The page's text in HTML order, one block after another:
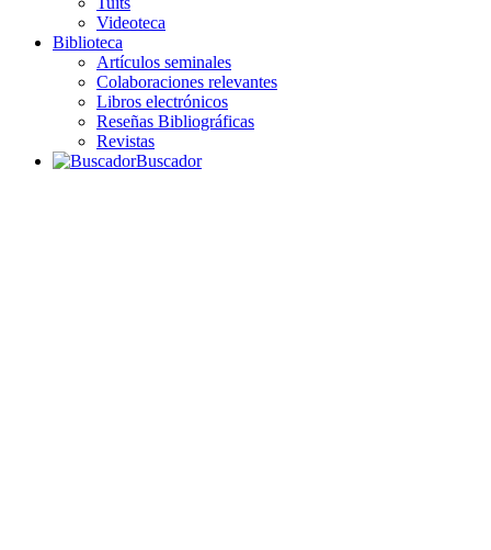
Videoteca
Biblioteca
Artículos seminales
Colaboraciones relevantes
Libros electrónicos
Reseñas Bibliográficas
Revistas
Buscador